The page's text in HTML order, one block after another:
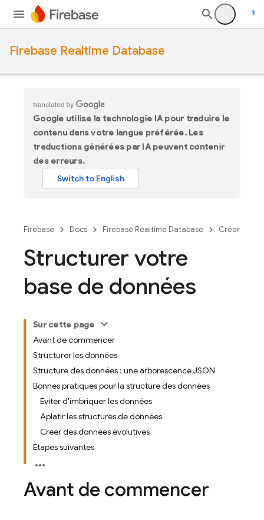
Firebase Realtime Database
Google utilise la technologie IA pour traduire le
contenu dans votre langue préférée. Les
traductions générées par IA peuvent contenir
des erreurs.
Firebase Docs Firebase Realtime Database Créer
Structurer votre
base de données
Sur cette page
Avant de commencer
Structurer les données
Structure des données : une arborescence JSON
Bonnes pratiques pour la structure des données
Éviter d'imbriquer les données
Aplatir les structures de données
Créer des données évolutives
Étapes suivantes
Avant de commencer